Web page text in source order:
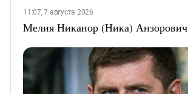
11:07, 7 августа 2026
Мелия Никанор (Ника) Анзорович